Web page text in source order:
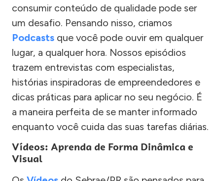
consumir conteúdo de qualidade pode ser
um desafio. Pensando nisso, criamos
Podcasts que você pode ouvir em qualquer
lugar, a qualquer hora. Nossos episódios
trazem entrevistas com especialistas,
histórias inspiradoras de empreendedores e
dicas práticas para aplicar no seu negócio. É
a maneira perfeita de se manter informado
enquanto você cuida das suas tarefas diárias.
Vídeos: Aprenda de Forma Dinâmica e
Visual